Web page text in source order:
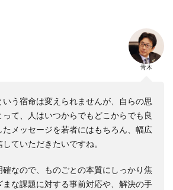
青木
う宿命は変えられませんが、自らの思
て、人はいつからでもどこからでも良
たメッセージを若者にはもちろん、幅広
ていただきたいですね。
なので、ものごとの本質にしっかり焦
な課題に対する事前対応や、解決の手